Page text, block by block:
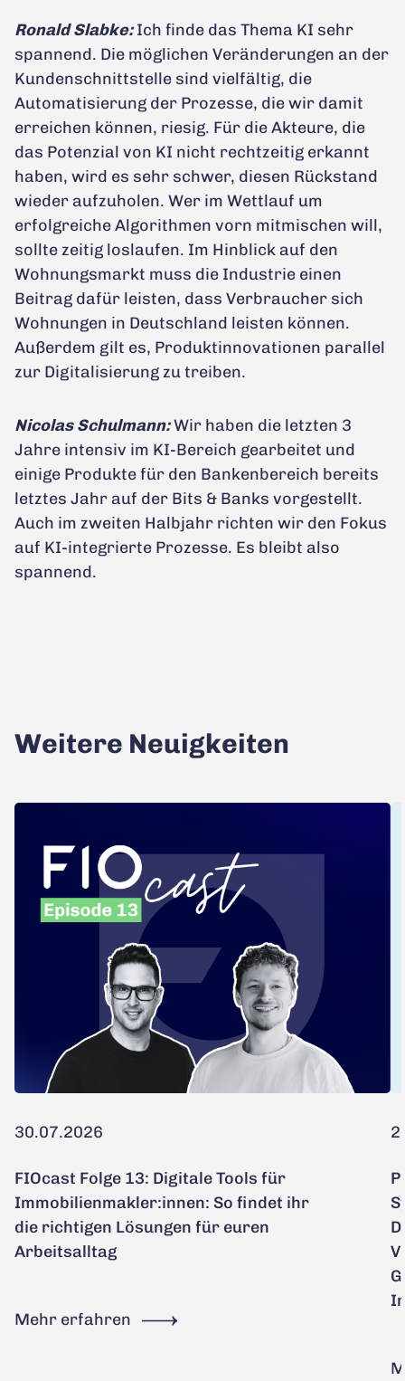
Ronald Slabke:Ich finde das Thema KI sehr
spannend. Die möglichen Veränderungen an der
Kundenschnittstelle sind vielfältig, die
Automatisierung der Prozesse, die wir damit
erreichen können, riesig. Für die Akteure, die
das Potenzial von KI nicht rechtzeitig erkannt
haben, wird es sehr schwer, diesen Rückstand
wieder aufzuholen. Wer im Wettlauf um
erfolgreiche Algorithmen vorn mitmischen will,
sollte zeitig loslaufen. Im Hinblick auf den
Wohnungsmarkt muss die Industrie einen
Beitrag dafür leisten, dass Verbraucher sich
Wohnungen in Deutschland leisten können.
Außerdem gilt es, Produktinnovationen parallel
zur Digitalisierung zu treiben.
Nicolas Schulmann:Wir haben die letzten 3
Jahre intensiv im KI-Bereich gearbeitet und
einige Produkte für den Bankenbereich bereits
letztes Jahr auf der Bits & Banks vorgestellt.
Auch im zweiten Halbjahr richten wir den Fokus
auf KI-integrierte Prozesse. Es bleibt also
spannend.
Weitere Neuigkeiten
30.07.2026
FIOcast Folge 13: Digitale Tools für
Immobilienmakler:innen: So findet ihr
die richtigen Lösungen für euren
Arbeitsalltag
Mehr erfahren